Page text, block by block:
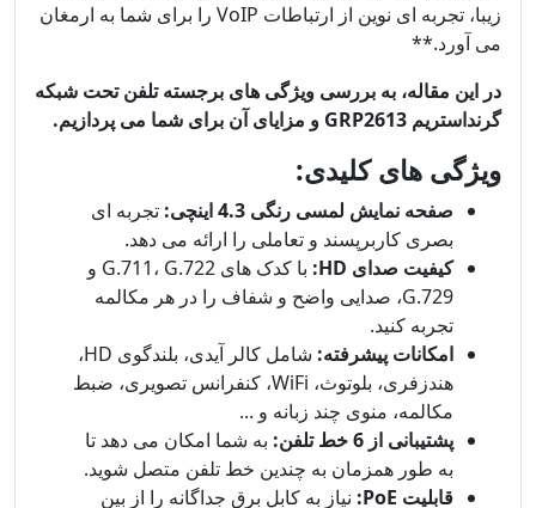
زیبا، تجربه ای نوین از ارتباطات VoIP را برای شما به ارمغان
می آورد.**
در این مقاله، به بررسی ویژگی های برجسته تلفن تحت شبکه
گرنداستریم GRP2613 و مزایای آن برای شما می پردازیم.
ویژگی های کلیدی:
صفحه نمایش لمسی رنگی 4.3 اینچی:
تجربه ای
بصری کاربرپسند و تعاملی را ارائه می دهد.
کیفیت صدای HD:
با کدک های G.711، G.722 و
G.729، صدایی واضح و شفاف را در هر مکالمه
تجربه کنید.
امکانات پیشرفته:
شامل کالر آیدی، بلندگوی HD،
هندزفری، بلوتوث، WiFi، کنفرانس تصویری، ضبط
مکالمه، منوی چند زبانه و ...
پشتیبانی از 6 خط تلفن:
به شما امکان می دهد تا
به طور همزمان به چندین خط تلفن متصل شوید.
قابلیت PoE:
نیاز به کابل برق جداگانه را از بین